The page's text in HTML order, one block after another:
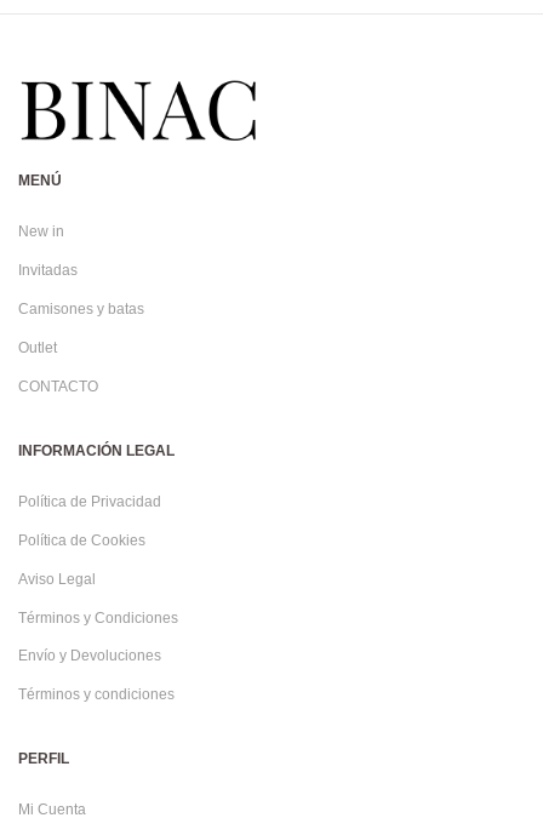
MENÚ
New in
Invitadas
Camisones y batas
Outlet
CONTACTO
INFORMACIÓN LEGAL
Política de Privacidad
Política de Cookies
Aviso Legal
Términos y Condiciones
Envío y Devoluciones
Términos y condiciones
PERFIL
Mi Cuenta